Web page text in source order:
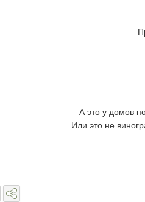
А это у домов
Или это не